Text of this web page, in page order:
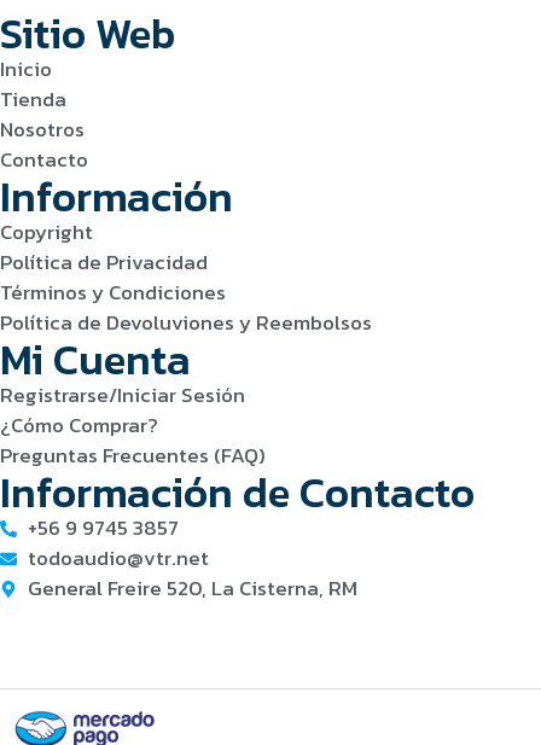
Sitio Web
Inicio
Tienda
Nosotros
Contacto
Información
Copyright
Política de Privacidad
Términos y Condiciones
Política de Devoluviones y Reembolsos
Mi Cuenta
Registrarse/Iniciar Sesión
¿Cómo Comprar?
Preguntas Frecuentes (FAQ)
Información de Contacto
+56 9 9745 3857
todoaudio@vtr.net
General Freire 520, La Cisterna, RM